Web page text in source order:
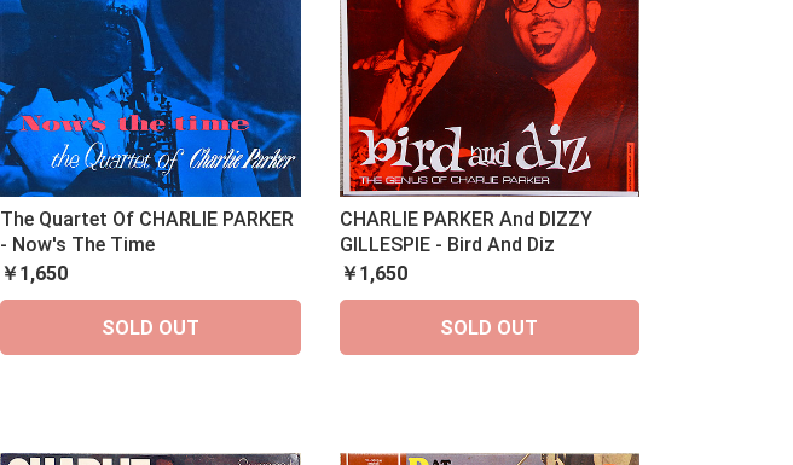
The Quartet Of CHARLIE PARKER
- Now's The Time
￥1,650
SOLD OUT
CHARLIE PARKER And DIZZY
GILLESPIE - Bird And Diz
￥1,650
SOLD OUT